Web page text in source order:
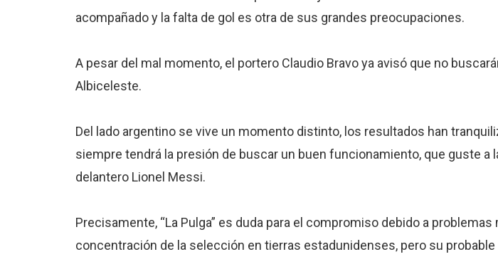
acompañado y la falta de gol es otra de sus grandes preocupaciones.
A pesar del mal momento, el portero Claudio Bravo ya avisó que no
Albiceleste.
Del lado argentino se vive un momento distinto, los resultados han
siempre tendrá la presión de buscar un buen funcionamiento, que guste a
delantero Lionel Messi.
Precisamente, “La Pulga” es duda para el compromiso debido a
concentración de la selección en tierras estadunidenses, pero su